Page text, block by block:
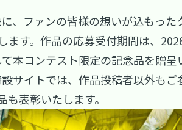
、ファンの皆様の想いが込もった
す。作品の応募受付期間は、
本コンテスト限定の記念品を贈呈
サイトでは、作品投稿者以外も
表彰いたします。